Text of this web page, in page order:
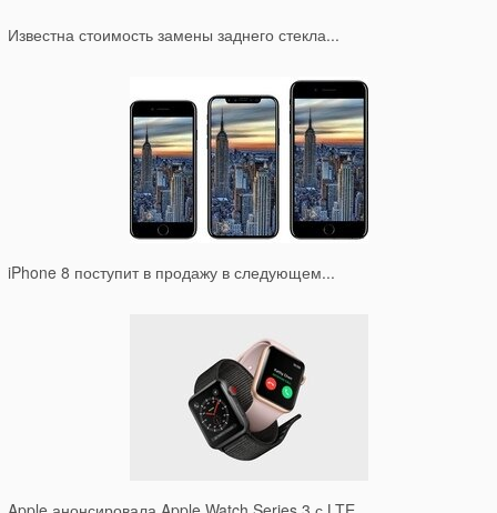
Известна стоимость замены заднего стекла...
iPhone 8 поступит в продажу в следующем...